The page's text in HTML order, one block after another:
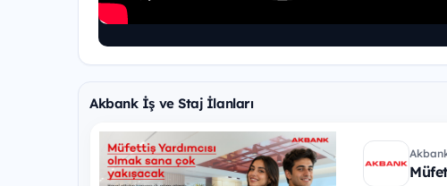
Akbank İş ve Staj İlanları